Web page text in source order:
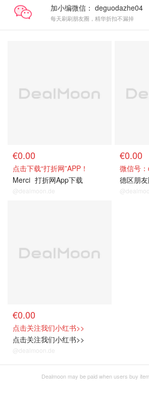
加小编微信：
每天刷刷朋友圈，精华折扣不漏掉
€0.00
点击下载“打折网”APP！
Merci 打折网App下载
@dealmoon.de
€0.00
微信号
德区朋友
€0.00
点击关注我们小红书>>
点击关注我们小红书>>
@dealmoon.de
Dealmoon may be paid when users buy